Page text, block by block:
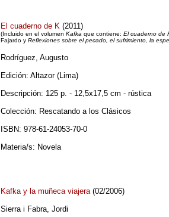
El cuaderno de K (2011)
(Incluido en el volumen Kafka que contiene: El cuaderno de
Fajardo y Reflexiones sobre el pecado, el sufrimiento, la
Rodríguez, Augusto
Edición: Altazor (Lima)
Descripción: 125 p. - 12,5x17,5 cm - rústica
Colección: Rescatando a los Clásicos
ISBN: 978-61-24053-70-0
Materia/s: Novela
Kafka y la muñeca viajera(02/2006)
Sierra i Fabra, Jordi